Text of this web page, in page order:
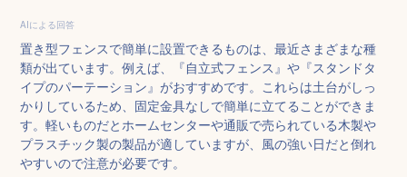
AIによる回答
置き型フェンスで簡単に設置できるものは、最近さまざまな種
類が出ています。例えば、『自立式フェンス』や『スタンドタ
イプのパーテーション』がおすすめです。これらは土台がしっ
かりしているため、固定金具なしで簡単に立てることができま
す。軽いものだとホームセンターや通販で売られている木製や
プラスチック製の製品が適していますが、風の強い日だと倒れ
やすいので注意が必要です。